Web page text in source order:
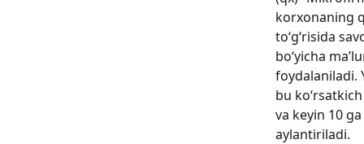
korxonaning
to‘g‘risida
bo‘yicha
foydalaniladi.
bu
va keyin 10
aylantiriladi.